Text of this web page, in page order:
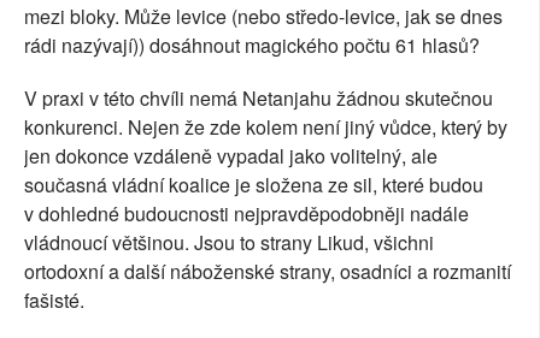
mezi bloky. Může levice (nebo středo-levice, jak se dnes
rádi nazývají)) dosáhnout magického počtu 61 hlasů?
V praxi v této chvíli nemá Netanjahu žádnou skutečnou
konkurenci. Nejen že zde kolem není jiný vůdce, který by
jen dokonce vzdáleně vypadal jako volitelný, ale
současná vládní koalice je složena ze sil, které budou
v dohledné budoucnosti nejpravděpodobněji nadále
vládnoucí většinou. Jsou to strany Likud, všichni
ortodoxní a další náboženské strany, osadníci a rozmanití
fašisté.